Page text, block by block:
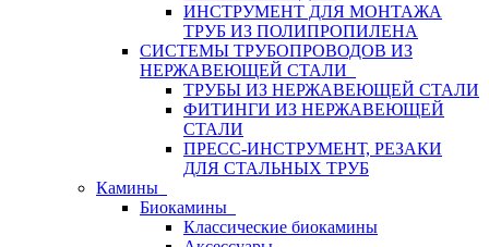
ИНСТРУМЕНТ ДЛЯ МОНТАЖА
ТРУБ ИЗ ПОЛИПРОПИЛЕНА
СИСТЕМЫ ТРУБОПРОВОДОВ ИЗ
НЕРЖАВЕЮЩЕЙ СТАЛИ
ТРУБЫ ИЗ НЕРЖАВЕЮЩЕЙ СТАЛИ
ФИТИНГИ ИЗ НЕРЖАВЕЮЩЕЙ
СТАЛИ
ПРЕСС-ИНСТРУМЕНТ, РЕЗАКИ
ДЛЯ СТАЛЬНЫХ ТРУБ
Камины
Биокамины
Классические биокамины